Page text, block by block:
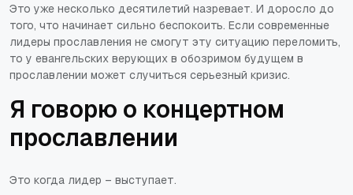
Это уже несколько десятилетий назревает. И доросло до
того, что начинает сильно беспокоить. Если современные
лидеры прославления не смогут эту ситуацию переломить,
то у евангельских верующих в обозримом будущем в
прославлении может случиться серьезный кризис.
Я говорю о концертном
прославлении
Это когда лидер – выступает.